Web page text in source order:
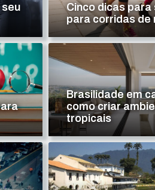
seu gasto
Cinco dicas
para corridas de
Brasilidade em
como criar
tropicais